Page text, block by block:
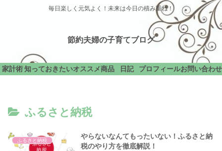
毎日楽しく元気よく！未来は今日の積み重ね！
節約夫婦の子育てブログ
家計術 知っておきたいオススメ商品 日記 プロフィールお問い合わせ
ふるさと納税
ふるさと納税
やらないなんてもったいない！ふるさと納
税のやり方を徹底解説！